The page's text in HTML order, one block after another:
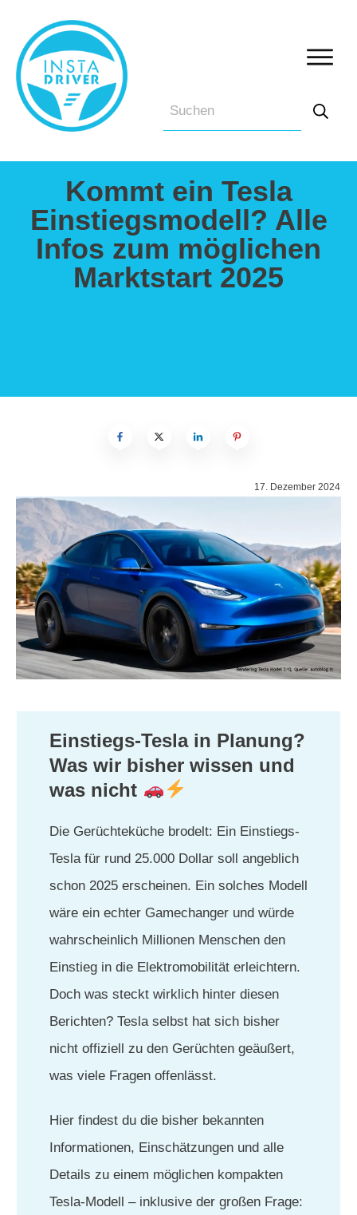
Kommt ein Tesla
Einstiegsmodell? Alle
Infos zum möglichen
Marktstart 2025
17. Dezember 2024
Einstiegs-Tesla in Planung?
Was wir bisher wissen und
was nicht
Die Gerüchteküche brodelt: Ein Einstiegs-
Tesla für rund 25.000 Dollar soll angeblich
schon 2025 erscheinen. Ein solches Modell
wäre ein echter Gamechanger und würde
wahrscheinlich Millionen Menschen den
Einstieg in die Elektromobilität erleichtern.
Doch was steckt wirklich hinter diesen
Berichten? Tesla selbst hat sich bisher
nicht offiziell zu den Gerüchten geäußert,
was viele Fragen offenlässt.
Hier findest du die bisher bekannten
Informationen, Einschätzungen und alle
Details zu einem möglichen kompakten
Tesla-Modell – inklusive der großen Frage: